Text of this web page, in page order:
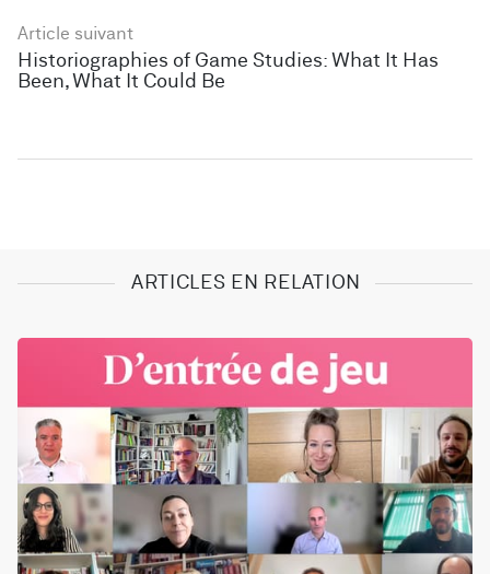
Article suivant
Historiographies of Game Studies: What It Has
Been, What It Could Be
ARTICLES EN RELATION